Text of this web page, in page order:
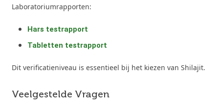
Laboratoriumrapporten:
Hars testrapport
Tabletten testrapport
Dit verificatieniveau is essentieel bij het kiezen van Shilajit.
Veelgestelde Vragen